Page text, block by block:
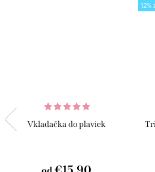
Vkladačka do plaviek
12%